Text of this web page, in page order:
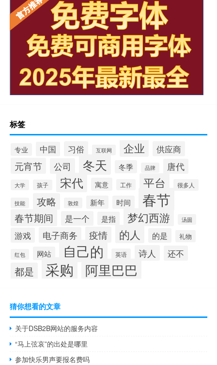
标签
专业 中国 习俗 互联网 企业 供应商
元宵节 公司 冬天 冬季 品牌 唐代
大学 孩子 宋代 寓意 工作 平台 很多人
技能 攻略 敦煌 新年 时间 春节
春节期间 是一个 是指 梦幻西游 汤圆
游戏 电子商务 疫情 的人 的是 礼物
红包 网站 自己的 英语 诗人 还不
都是 采购 阿里巴巴
猜你想看的文章
关于DSB2B网站的服务内容
“马上弦哀”的出处是哪里
参加快乐男声要报名费吗